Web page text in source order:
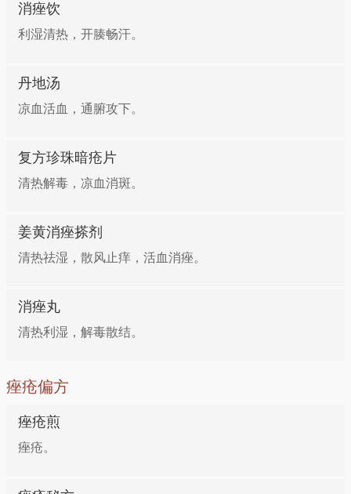
消痤饮
利湿清热，开腠畅汗。
丹地汤
凉血活血，通腑攻下。
复方珍珠暗疮片
清热解毒，凉血消斑。
姜黄消痤搽剂
清热祛湿，散风止痒，活血消痤。
消痤丸
清热利湿，解毒散结。
痤疮偏方
痤疮煎
痤疮。